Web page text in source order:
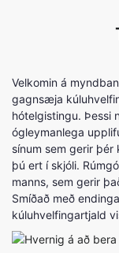
Velkomin á
gagnsæja
hótelgistingu. Þessi
ógleymanlega
sínum sem gerir þér
þú ert í skjóli.
manns, sem gerir
Smíðað með
kúluhvelfingartjald